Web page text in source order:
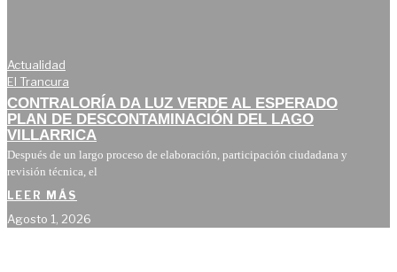
Actualidad
El Trancura
CONTRALORÍA DA LUZ VERDE AL ESPERADO
PLAN DE DESCONTAMINACIÓN DEL LAGO
VILLARRICA
Después de un largo proceso de elaboración, participación ciudadana y
revisión técnica, el
LEER MÁS
Agosto 1, 2026